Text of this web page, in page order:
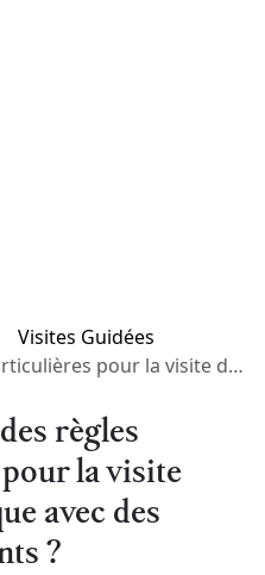
Visites Guidées
visite de la Basilique avec des enfants ?
règles
la visite
avec des
?